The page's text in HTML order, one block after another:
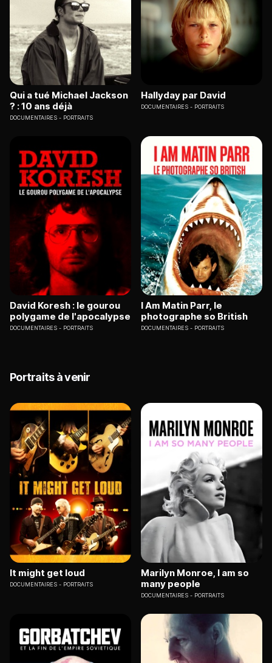
Qui a tué Michael Jackson
? : 10 ans déjà
DOCUMENTAIRES PORTRAITS
Hallyday par David
DOCUMENTAIRES PORTRAITS
David Koresh : le gourou
polygame de l'apocalypse
DOCUMENTAIRES PORTRAITS
I Am Matin Parr, le
photographe so British
DOCUMENTAIRES PORTRAITS
Portraits à venir
It might get loud
DOCUMENTAIRES PORTRAITS
Marilyn Monroe, I am so
many people
DOCUMENTAIRES PORTRAITS